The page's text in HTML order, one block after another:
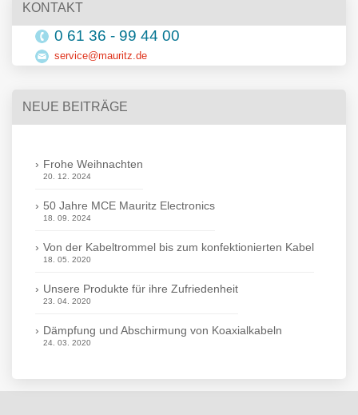
KONTAKT
0 61 36 - 99 44 00
service@mauritz.de
NEUE BEITRÄGE
Frohe Weihnachten
20. 12. 2024
50 Jahre MCE Mauritz Electronics
18. 09. 2024
Von der Kabeltrommel bis zum konfektionierten Kabel
18. 05. 2020
Unsere Produkte für ihre Zufriedenheit
23. 04. 2020
Dämpfung und Abschirmung von Koaxialkabeln
24. 03. 2020